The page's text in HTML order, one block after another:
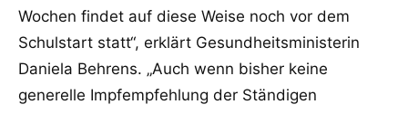
Wochen findet auf diese Weise noch vor dem
Schulstart statt“, erklärt Gesundheitsministerin
Daniela Behrens. „Auch wenn bisher keine
generelle Impfempfehlung der Ständigen